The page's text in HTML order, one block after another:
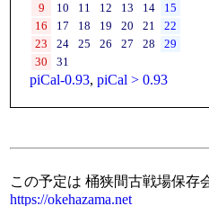
9
10 11 12 13 14
15
16
17 18 19 20 21
22
23
24 25 26 27 28
29
30
31
piCal-0.93, piCal > 0.93
この予定は 桶狭間古戦場保存
https://okehazama.net